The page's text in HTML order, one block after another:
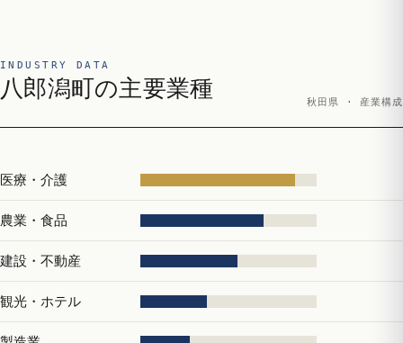
INDUSTRY DATA
八郎潟町の主要業種
秋田県 · 産業構成
医療・介護
農業・食品
建設・不動産
観光・ホテル